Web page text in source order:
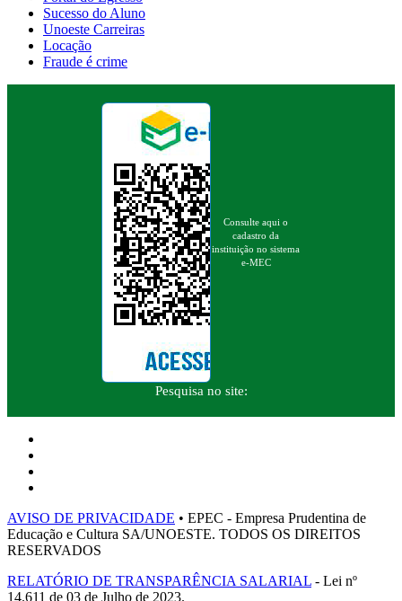
Sucesso do Aluno
Unoeste Carreiras
Locação
Fraude é crime
Consulte aqui o
cadastro da
instituição no sistema
e-MEC
Pesquisa no site:
AVISO DE PRIVACIDADE • EPEC - Empresa Prudentina de
Educação e Cultura SA/UNOESTE. TODOS OS DIREITOS
RESERVADOS
RELATÓRIO DE TRANSPARÊNCIA SALARIAL - Lei nº
14.611 de 03 de Julho de 2023.